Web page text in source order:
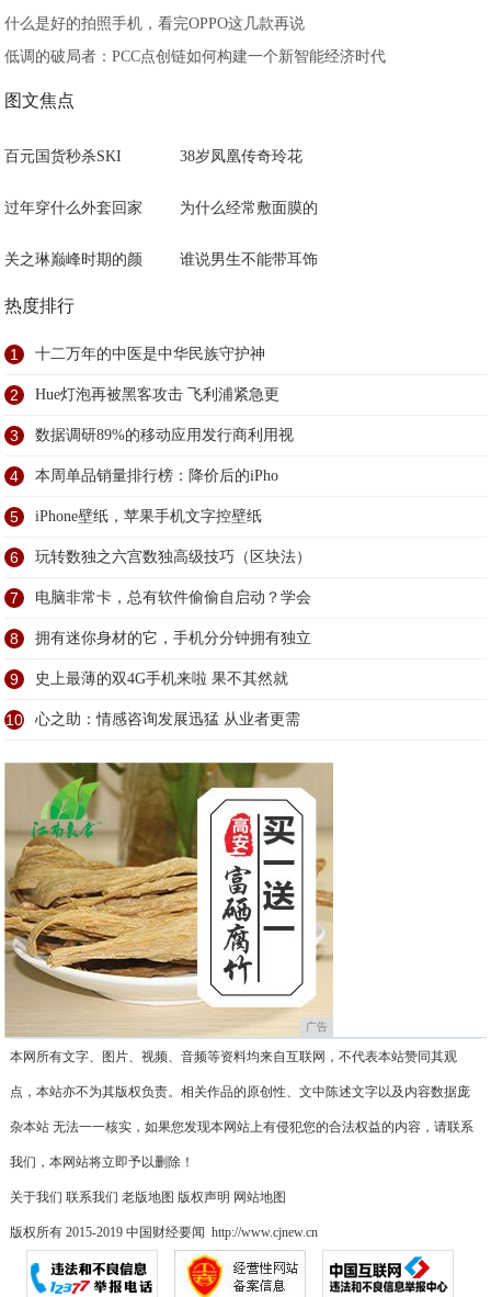
什么是好的拍照手机，看完OPPO这几款再说
低调的破局者：PCC点创链如何构建一个新智能经济时代
图文焦点
百元国货秒杀SKI 38岁凤凰传奇玲花
过年穿什么外套回家 为什么经常敷面膜的
关之琳巅峰时期的颜 谁说男生不能带耳饰
热度排行
1 十二万年的中医是中华民族守护神
2 Hue灯泡再被黑客攻击 飞利浦紧急更
3 数据调研89%的移动应用发行商利用视
4 本周单品销量排行榜：降价后的iPho
5 iPhone壁纸，苹果手机文字控壁纸
6 玩转数独之六宫数独高级技巧（区块法）
7 电脑非常卡，总有软件偷偷自启动？学会
8 拥有迷你身材的它，手机分分钟拥有独立
9 史上最薄的双4G手机来啦 果不其然就
10 心之助：情感咨询发展迅猛 从业者更需
广告
本网所有文字、图片、视频、音频等资料均来自互联网，不代表本站赞同其观
点，本站亦不为其版权负责。相关作品的原创性、文中陈述文字以及内容数据庞
杂本站 无法一一核实，如果您发现本网站上有侵犯您的合法权益的内容，请联系
我们，本网站将立即予以删除！
关于我们 联系我们 老版地图 版权声明 网站地图
版权所有 2015-2019 中国财经要闻 http://www.cjnew.cn